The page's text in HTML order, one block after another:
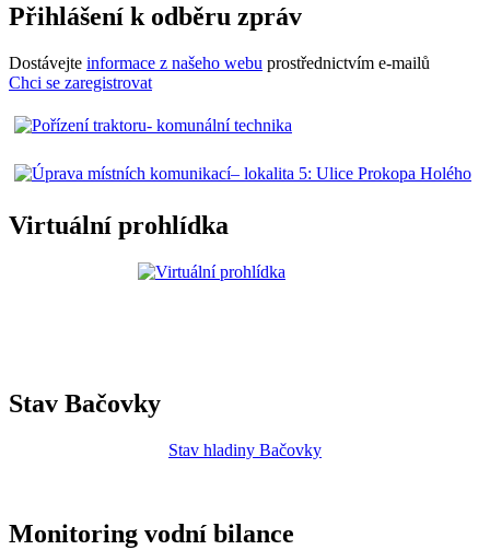
Přihlášení k odběru zpráv
Dostávejte informace z našeho webu prostřednictvím e-mailů
Chci se zaregistrovat
Virtuální prohlídka
Stav Bačovky
Stav hladiny Bačovky
Monitoring vodní bilance